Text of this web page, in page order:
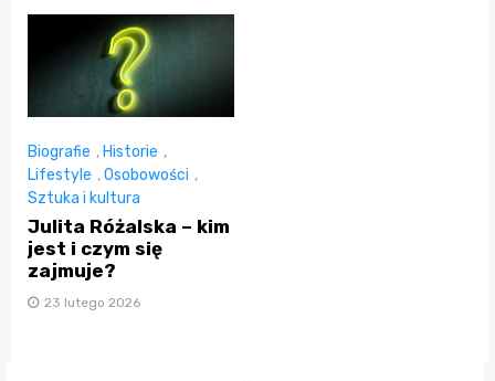
Biografie , Historie ,
Lifestyle ,Osobowości ,
Sztuka i kultura
Julita Różalska – kim
jest i czym się
zajmuje?
23 lutego 2026